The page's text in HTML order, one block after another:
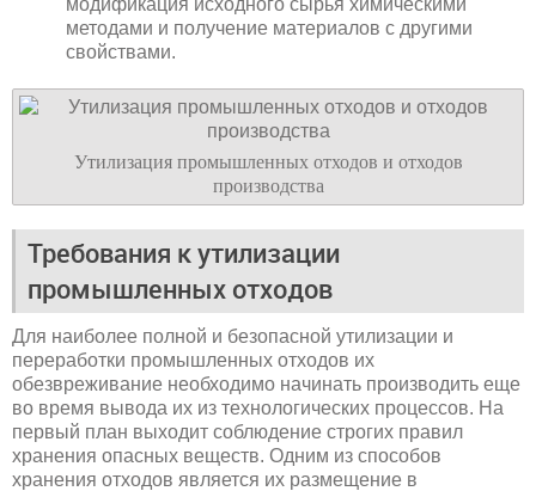
методами и получение материалов с другими
свойствами.
Утилизация промышленных отходов и отходов
производства
Требования к утилизации
промышленных отходов
Для наиболее полной и безопасной утилизации и
переработки промышленных отходов их
обезвреживание необходимо начинать производить еще
во время вывода их из технологических процессов. На
первый план выходит соблюдение строгих правил
хранения опасных веществ. Одним из способов
хранения отходов является их размещение в